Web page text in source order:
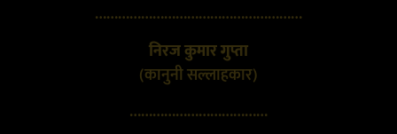
………………………………………………
निरज कुमार गुप्ता
(कानुनी सल्लाहकार)
………………………………